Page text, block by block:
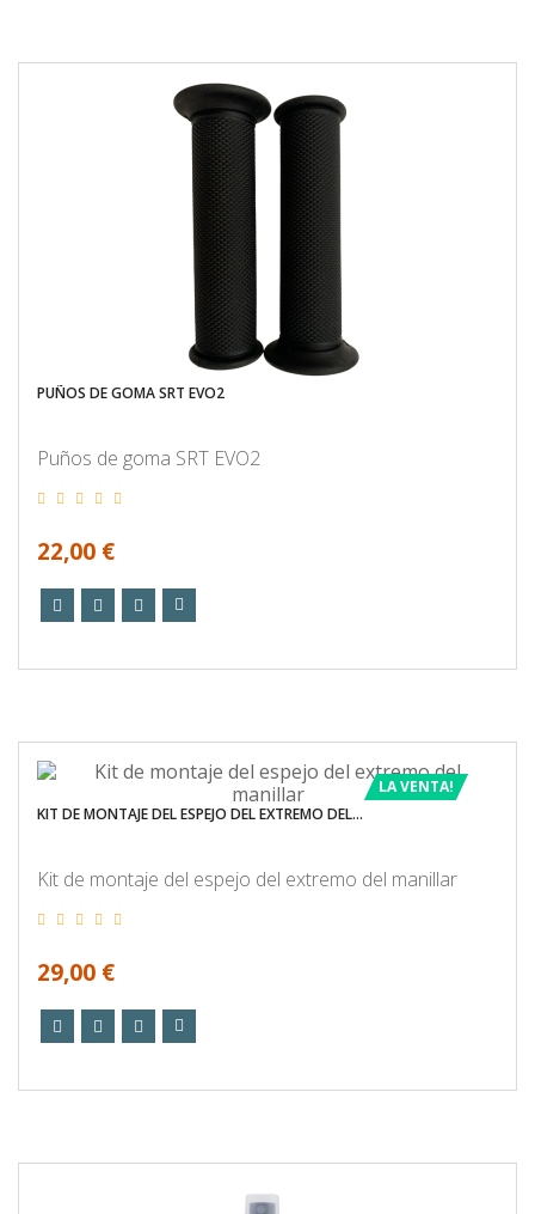
PUÑOS DE GOMA SRT EVO2
Puños de goma SRT EVO2
22,00 €
LA VENTA!
KIT DE MONTAJE DEL ESPEJO DEL EXTREMO DEL...
Kit de montaje del espejo del extremo del manillar
29,00 €